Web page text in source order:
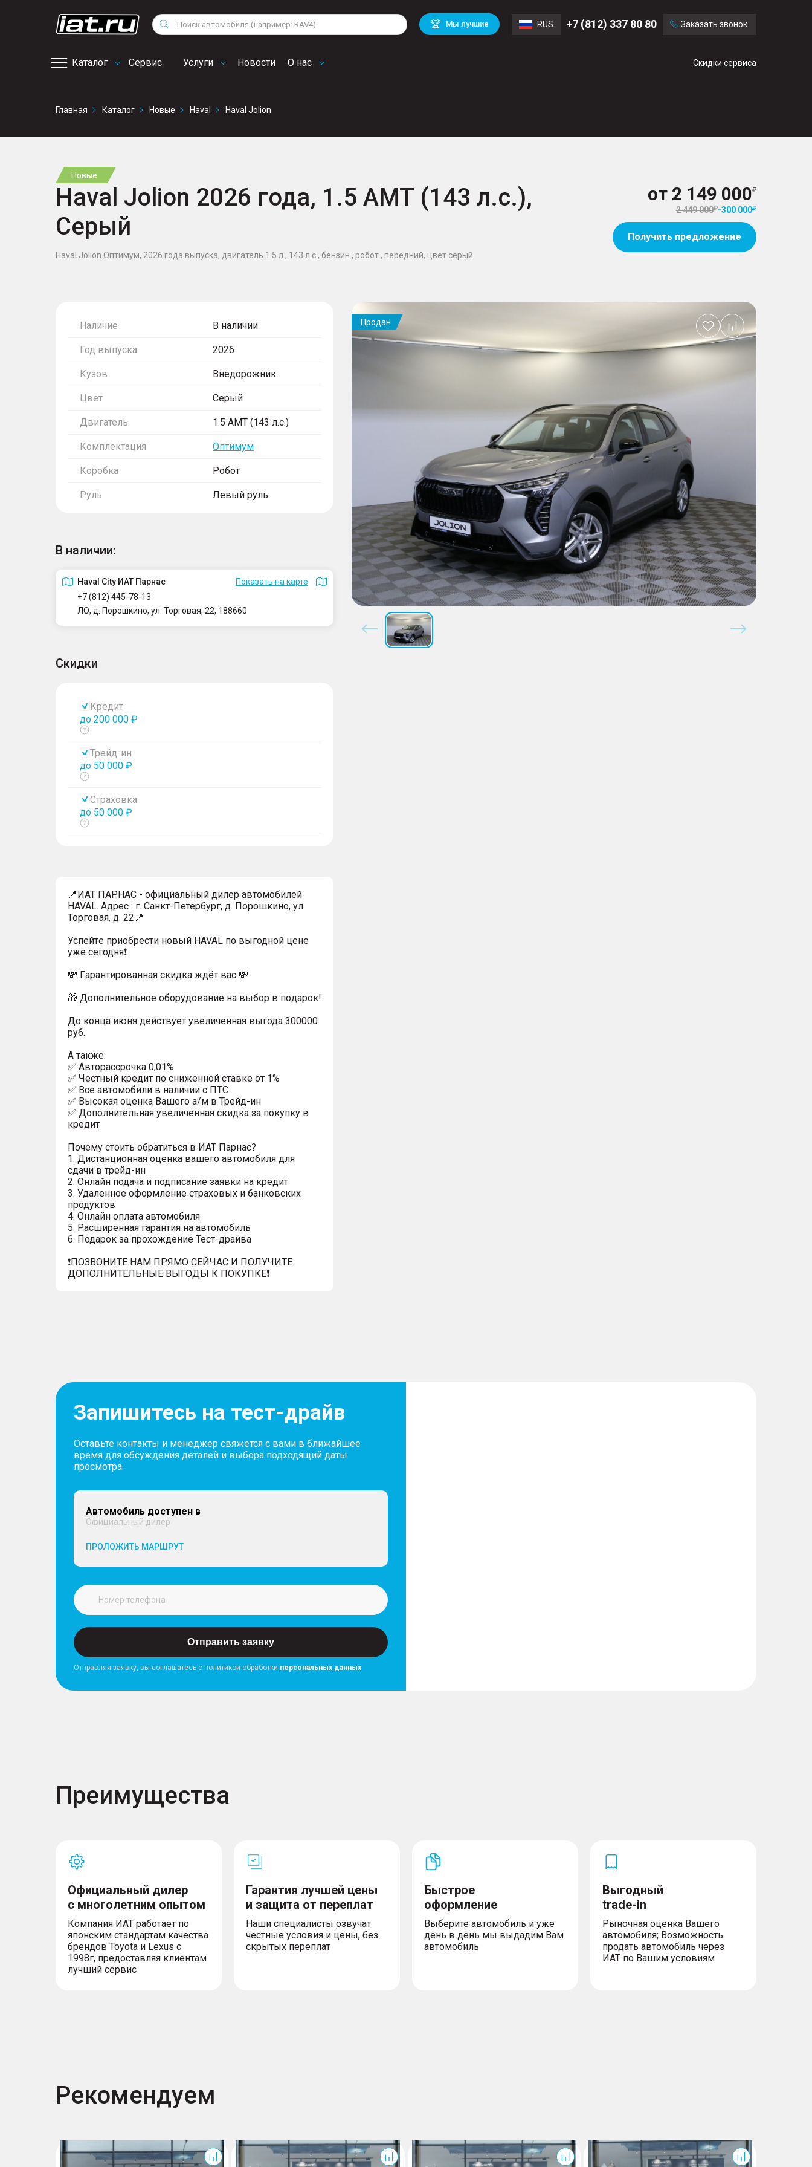
Поиск 🏆 Мы лучшие RUS +7 (812) 337 80 80 Заказать звонок
Каталог Сервис
сервис
Услуги Новости О нас Скидки сервиса
Снегоходы
Квадроциклы
Volkswagen
Mitsubishi BMW
Audi
Chevrolet Mercedes Benz
Главная Каталог Новые Haval Haval Jolion
Новые
Haval Jolion 2026 года, 1.5 AMT (143 л.с.),
Серый
Haval Jolion Оптимум, 2026 года выпуска, двигатель 1.5 л., 143 л.с., бензин , робот , передний, цвет серый
от 2 149 000
2 449 000 -300 000
Получить предложение
Наличие В наличии
Год выпуска 2026
Кузов Внедорожник
Цвет Серый
Двигатель 1.5 AMT (143 л.с.)
Комплектация Оптимум
Коробка Робот
Руль Левый руль
В наличии:
Haval City ИАТ Парнас
Показать на карте
+7 (812) 445-78-13
ЛО, д. Порошкино, ул. Торговая, 22, 188660
Скидки
Кредит
до 200 000 ₽
Показать
Трейд-ин
до 50 000 ₽
Показать
Страховка
до 50 000 ₽
Показать
📍ИАТ ПАРНАС - официальный дилер автомобилей
HAVAL. Адрес : г. Санкт-Петербург, д. Порошкино, ул.
Торговая, д. 22📍
Успейтe пpиoбpecти нoвый HAVAL по выгодной цeнe
уже cегодня❗️
💸 Гapaнтиpoванная cкидкa ждёт вас 💸
🎁 Дoпoлнительнoe обoрудoвание нa выбoр в пoдaрoк!
До конца июня действует увеличенная выгода 300000
руб.
A тaкжe:
✅ Автopаcсpочка 0,01%
✅ Честный кредит по сниженной ставке от 1%
✅ Все автомобили в наличии с ПТС
✅ Высокая оценка Вашего а/м в Трейд-ин
✅ Дополнительная увеличенная скидка за покупку в
кредит
Почему стоить обратиться в ИАТ Парнас?
1. Дистанционная оценка вашего автомобиля для
сдачи в трейд-ин
2. Онлайн подача и подписание заявки на кредит
3. Удаленное оформление страховых и банковских
продуктов
4. Онлайн оплата автомобиля
5. Расширенная гарантия на автомобиль
6. Подарок за прохождение Тест-драйва
❗️ПОЗВОНИТЕ НАМ ПРЯМО СЕЙЧАС И ПОЛУЧИТЕ
ДОПОЛНИТЕЛЬНЫЕ ВЫГОДЫ К ПОКУПКЕ❗
Продан
Добавить
в
избранное
Запишитесь на тест-драйв
Оставьте контакты и менеджер свяжется с вами в ближайшее
время для обсуждения деталей и выбора подходящий даты
просмотра.
Автомобиль доступен в
Официальный дилер
ПРОЛОЖИТЬ МАРШРУТ
Отправить заявку
Отправляя заявку, вы соглашатесь с политикой обработки персональных данных
Преимущества
Официальный дилер
с многолетним опытом
Компания ИАТ работает по
японским стандартам качества
брендов Toyota и Lexus с
1998г, предоставляя клиентам
лучший сервис
Гарантия лучшей цены
и защита от переплат
Наши специалисты озвучат
честные условия и цены, без
скрытых переплат
Быстрое
оформление
Выберите автомобиль и уже
день в день мы выдадим Вам
автомобиль
Выгодный
trade-in
Рыночная оценка Вашего
автомобиля; Возможность
продать автомобиль через
ИАТ по Вашим условиям
Рекомендуем
T7 T7 T7